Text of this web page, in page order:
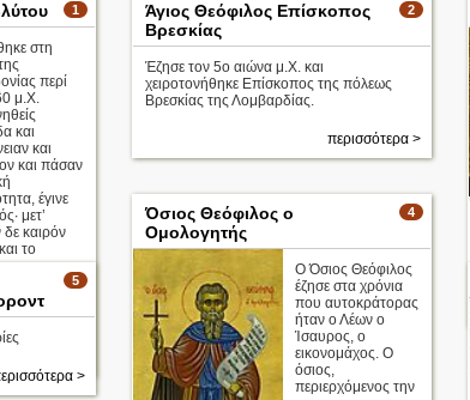
1
στη
περί
μ.Χ.
και
και
και πάσαν
έγινε
μετ’
δε καιρόν
το
της
2
Άγιος Θεόφιλος Επίσκοπος
Βρεσκίας
Έζησε τον 5ο αιώνα μ.Χ. και
χειροτονήθηκε Επίσκοπος της πόλεως
Βρεσκίας της Λομβαρδίας.
περισσότερα >
4
Όσιος Θεόφιλος ο
Ομολογητής
Ο Όσιος Θεόφιλος
έζησε στα χρόνια
που αυτοκράτορας
ήταν ο Λέων ο
Ίσαυρος, ο
εικονομάχος. Ο
όσιος,
περιερχόμενος την
5
>